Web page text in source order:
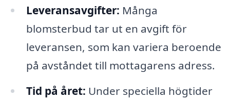
Leveransavgifter: Många
blomsterbud tar ut en avgift för
leveransen, som kan variera beroende
på avståndet till mottagarens adress.
Tid på året: Under speciella högtider